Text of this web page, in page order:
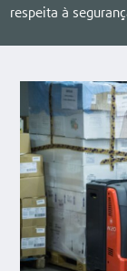
respeita à